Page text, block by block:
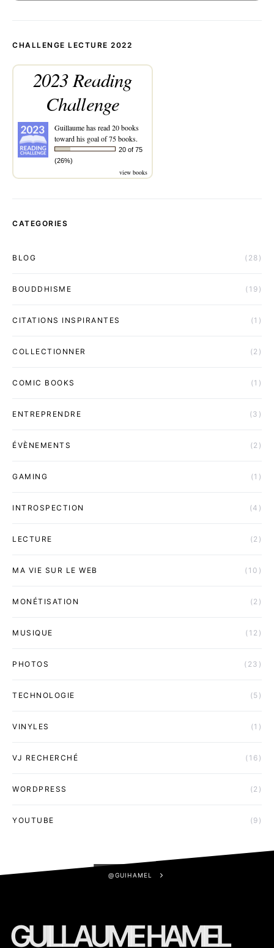
CHALLENGE LECTURE 2022
2023 Reading
Challenge
Guillaumehas read 20 books
toward his goal of 75 books.
20 of 75
(26%)
view books
CATEGORIES
BLOG (28)
BOUDDHISME (19)
CITATIONS INSPIRANTES (1)
COLLECTIONNER (2)
COMIC BOOKS (1)
ENTREPRENDRE (3)
ÉVÈNEMENTS (2)
GAMING (1)
INTROSPECTION (4)
LECTURE (2)
MA VIE SUR LE WEB (10)
MONÉTISATION (2)
MUSIQUE (12)
PHOTOS (23)
TECHNOLOGIE (5)
VINYLES (1)
VJ RECHERCHÉ (16)
WORDPRESS (2)
YOUTUBE (9)
@GUIHAMEL
GUILLAUME HAMEL